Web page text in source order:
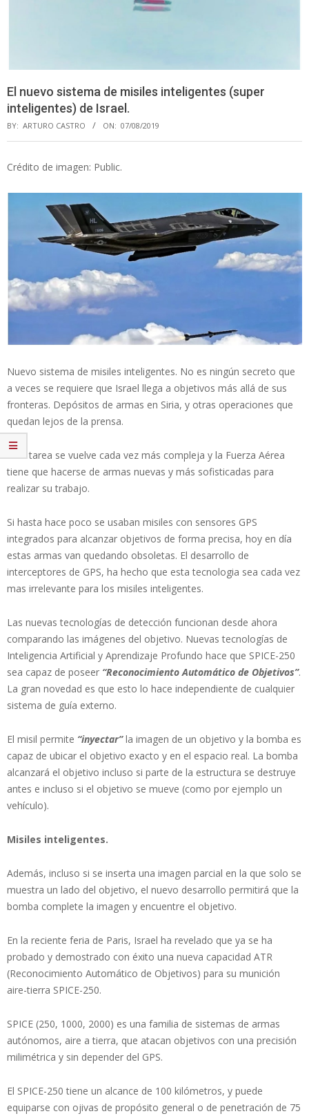
El nuevo sistema de misiles inteligentes (super
inteligentes) de Israel.
BY: ARTURO CASTRO ON: 07/08/2019
Crédito de imagen: Public.
Nuevo sistema de misiles inteligentes. No es ningún secreto que
a veces se requiere que Israel llega a objetivos más allá de sus
fronteras. Depósitos de armas en Siria, y otras operaciones que
quedan lejos de la prensa.
Esta tarea se vuelve cada vez más compleja y la Fuerza Aérea
tiene que hacerse de armas nuevas y más sofisticadas para
realizar su trabajo.
Si hasta hace poco se usaban misiles con sensores GPS
integrados para alcanzar objetivos de forma precisa, hoy en día
estas armas van quedando obsoletas. El desarrollo de
interceptores de GPS, ha hecho que esta tecnologia sea cada vez
mas irrelevante para los misiles inteligentes.
Las nuevas tecnologías de detección funcionan desde ahora
comparando las imágenes del objetivo. Nuevas tecnologías de
Inteligencia Artificial y Aprendizaje Profundo hace que SPICE-250
sea capaz de poseer “Reconocimiento Automático de Objetivos”.
La gran novedad es que esto lo hace independiente de cualquier
sistema de guía externo.
El misil permite “inyectar”la imagen de un objetivo y la bomba es
capaz de ubicar el objetivo exacto y en el espacio real. La bomba
alcanzará el objetivo incluso si parte de la estructura se destruye
antes e incluso si el objetivo se mueve (como por ejemplo un
vehículo).
Misiles inteligentes.
Además, incluso si se inserta una imagen parcial en la que solo se
muestra un lado del objetivo, el nuevo desarrollo permitirá que la
bomba complete la imagen y encuentre el objetivo.
En la reciente feria de Paris, Israel ha revelado que ya se ha
probado y demostrado con éxito una nueva capacidad ATR
(Reconocimiento Automático de Objetivos) para su munición
aire-tierra SPICE-250.
SPICE (250, 1000, 2000) es una familia de sistemas de armas
autónomos, aire a tierra, que atacan objetivos con una precisión
milimétrica y sin depender del GPS.
El SPICE-250 tiene un alcance de 100 kilómetros, y puede
equiparse con ojivas de propósito general o de penetración de 75